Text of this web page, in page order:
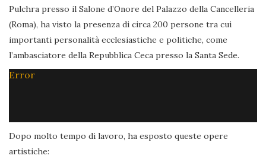
Pulchra presso il Salone d’Onore del Palazzo della Cancelleria
(Roma), ha visto la presenza di circa 200 persone tra cui
importanti personalità ecclesiastiche e politiche, come
l’ambasciatore della Repubblica Ceca presso la Santa Sede.
Error
Dopo molto tempo di lavoro, ha esposto queste opere
artistiche: